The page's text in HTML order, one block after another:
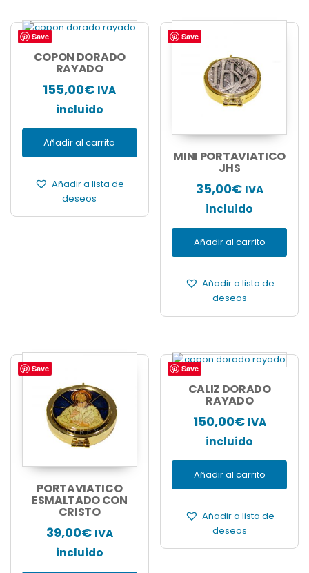
Save
COPON DORADO
RAYADO
155,00€ IVA
incluido
Añadir al carrito
Añadir a lista de
deseos
Save
MINI PORTAVIATICO
JHS
35,00€ IVA
incluido
Añadir al carrito
Añadir a lista de
deseos
Save
PORTAVIATICO
ESMALTADO CON
CRISTO
39,00€ IVA
incluido
Save
CALIZ DORADO
RAYADO
150,00€ IVA
incluido
Añadir al carrito
Añadir a lista de
deseos